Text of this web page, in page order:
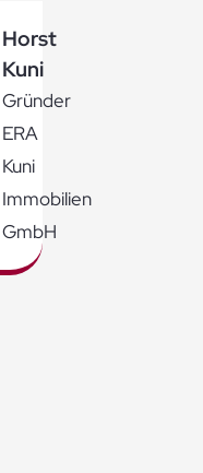
Horst
Kuni
Gründer
ERA
Kuni
Immobilien
GmbH